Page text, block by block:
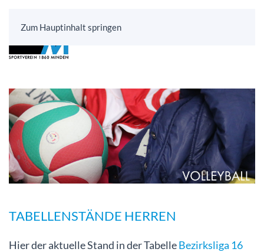
Zum Hauptinhalt springen
TABELLENSTÄNDE HERREN
Hier der aktuelle Stand in der TabelleBezirksliga 16